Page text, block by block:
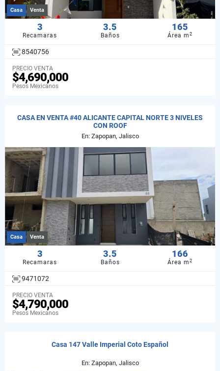
Casa Venta
3
Recamaras
3.5
Baños
165
Área m2
8540756
PRECIO VENTA
$4,690,000
Pesos Mexicanos
CASA EN VENTA #40 ALICANTE CAPITAL NORTE 3 NIVELES
CON ROOF
En: Zapopan, Jalisco
Casa Venta
3
Recamaras
3.5
Baños
166
Área m2
9471072
PRECIO VENTA
$4,790,000
Pesos Mexicanos
Casa 147 Valle Imperial Coto Español
En: Zapopan, Jalisco